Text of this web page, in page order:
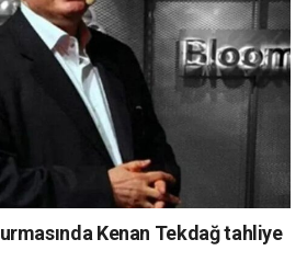
Kenan Tekdağ tahliye